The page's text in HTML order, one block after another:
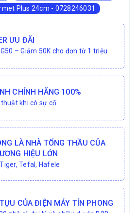
Plus 24cm - 0728246031
ƯU ĐÃI
– Giảm 50K cho đơn từ 1 triệu
CHÍNH HÃNG 100%
khi có sự cố
LÀ NHÀ TỔNG THẦU CỦA
HIỆU LỚN
Tefal, Hafele
CỦA ĐIỆN MÁY TÍN PHONG